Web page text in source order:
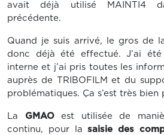
avait déjà utilisé MAINTI4
précédente.
Quand je suis arrivé, le gros de
donc déjà été effectué. J’ai
interne et j’ai pris toutes les
auprès de TRIBOFILM et du
problématiques. Ça s’est très bien
La GMAOest utilisée de
continu, pour lasaisie des